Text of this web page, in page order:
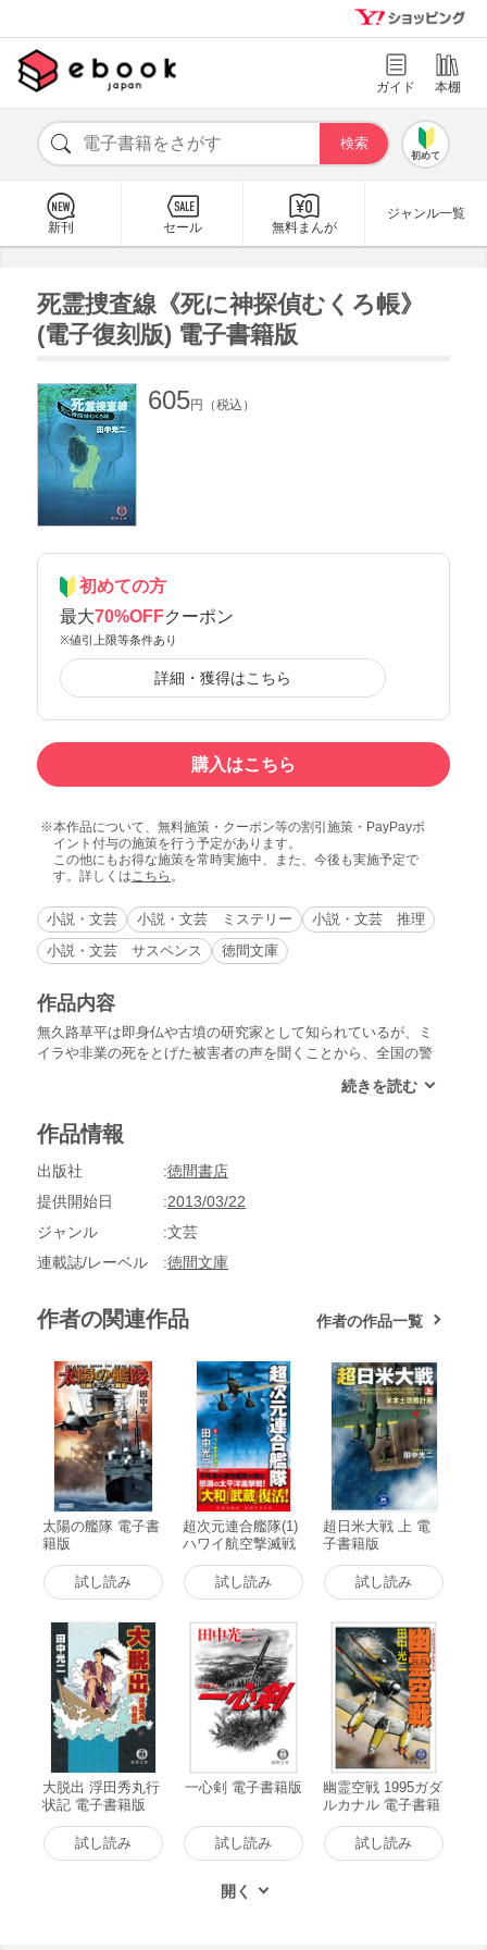
ガイド 本棚
初めて
新刊 セール 無料まんが
ジャンル一覧
死霊捜査線《死に神探偵むくろ帳》
(電子復刻版) 電子書籍版
605円（税込）
初めての方
最大70%OFFクーポン
※値引上限等条件あり
詳細・獲得はこちら
購入はこちら
本作品について、無料施策・クーポン等の割引施策・PayPayポ
イント付与の施策を行う予定があります。
この他にもお得な施策を常時実施中、また、今後も実施予定で
す。詳しくはこちら 。
小説・文芸 小説・文芸 ミステリー
小説・文芸 推理
小説・文芸 サスペンス
徳間文庫
作品内容
無久路草平は即身仏や古墳の研究家として知られているが、ミ
イラや非業の死をとげた被害者の声を聞くことから、全国の警
のスキー場で、若い男女が猟銃でうたれ、とり出された女性の
路は、死に際の残存意識を念写し、捜査の手を異界にまでのば
作品情報
出版社
徳間書店
提供開始日
2013/03/22
ジャンル
文芸
連載誌/レーベル
徳間文庫
作者の関連作品 作者の作品一覧
太陽の艦隊 電子書
籍版
試し読み
超次元連合艦隊(1)
ハワイ航空撃滅戦
電子書籍版
試し読み
超日米大戦 上 電
子書籍版
試し読み
大脱出 浮田秀丸行
状記 電子書籍版
試し読み
一心剣 電子書籍版
試し読み
幽霊空戦 1995ガダ
ルカナル 電子書籍
試し読み